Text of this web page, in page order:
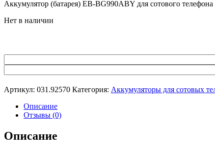
составляла2,739.00₽.
Аккумулятор (батарея) EB-BG990ABY для сотового
Нет в наличии
Артикул: 031.92570 Категория: Аккумуляторы для сотовых
Описание
Отзывы (0)
Описание